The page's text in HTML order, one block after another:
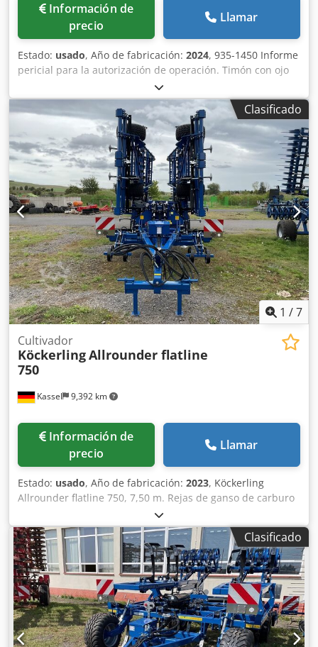
Información de
precio
Llamar
Estado: usado, Año de fabricación: 2024, 935-1450 Informe
pericial para la autorización de operación. Timón con ojo
de enganche de 51 mm, escarificador de huellas / tabla
niveladora hidráulica frontal con juego de resortes dobles,
reja tipo pata de ganso HM / rodillo DSTS de 111 mm,
freno neumático, rastra posterior, rodillo DSTS de 111 mm,
instalación de iluminación / filine / Cedpfx Ahjtvgm Sszjha
Clasificado
1 /7
Kassel 9,392 km
Cultivador
KöckerlingAllrounder flatline
750
Información de
precio
Llamar
Estado: usado, Año de fabricación: 2023, Köckerling
Allrounder flatline 750, 7,50 m. Rejas de ganso de carburo
de tungsteno. Csdpfx Ast I S Nqshzjha
Clasificado